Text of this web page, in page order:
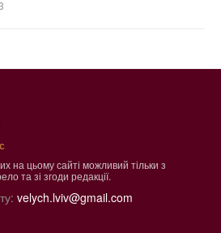
на цьому сайті можливий тільки з
та зі згоди редакції.
velych.lviv@gmail.com